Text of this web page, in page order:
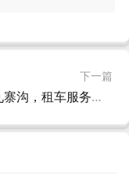
下一篇
探索九寨沟，租车服务全攻略